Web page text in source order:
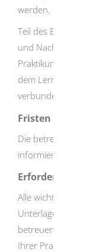
werden.
Teil des BOGY-
und Nachbereitung
dem Lernen und
verbunden.
Fristen
Die betreuende
informiert Sie
Erforderliche
Alle wichtigen
Unterlagen dazu
betreuenden
Ihrer